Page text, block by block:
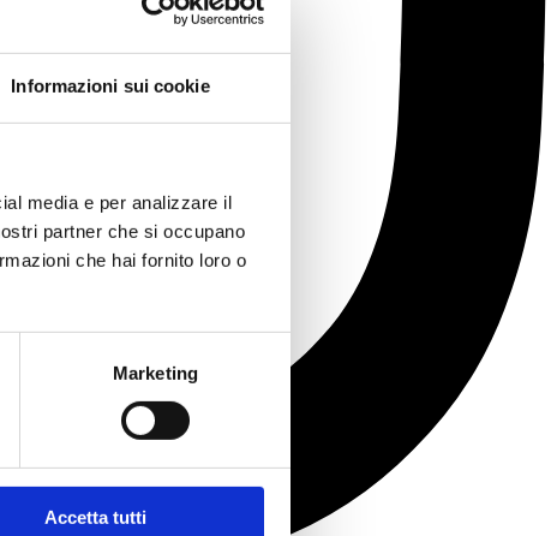
Informazioni sui cookie
media e per analizzare il
partner che si occupano
che hai fornito loro o
Marketing
Accetta tutti